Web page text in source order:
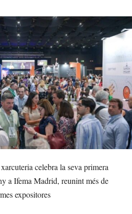
celebra la seva primera
a Ifema Madrid, reunint més de
expositores